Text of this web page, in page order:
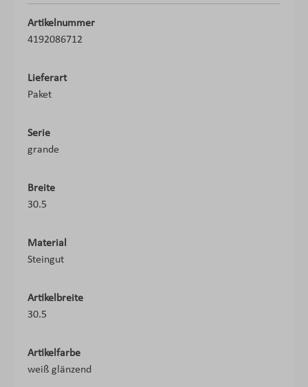
Artikelnummer
4192086712
Lieferart
Paket
Serie
grande
Breite
30.5
Material
Steingut
Artikelbreite
30.5
Artikelfarbe
weiß glänzend